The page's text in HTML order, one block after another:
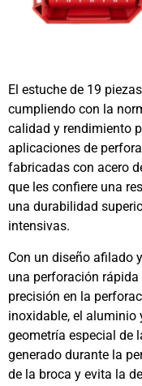
El estuche de 19
cumpliendo con la
calidad y rendimiento
aplicaciones de
fabricadas con acero
que les confiere una
una durabilidad
intensivas.
Con un diseño afilado
una perforación
precisión en la
inoxidable, el aluminio
geometría especial de
generado durante la
de la broca y evita la